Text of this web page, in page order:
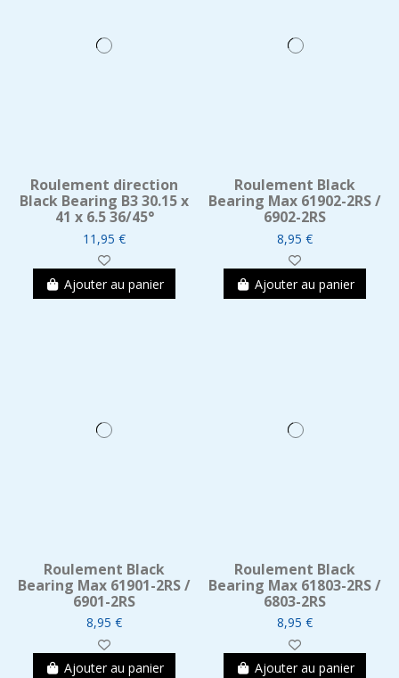
Roulement direction
Black Bearing B3 30.15 x
41 x 6.5 36/45°
11,95 €
Ajouter au panier
Roulement Black
Bearing Max 61902-2RS /
6902-2RS
8,95 €
Ajouter au panier
Roulement Black
Bearing Max 61901-2RS /
6901-2RS
8,95 €
Ajouter au panier
Roulement Black
Bearing Max 61803-2RS /
6803-2RS
8,95 €
Ajouter au panier